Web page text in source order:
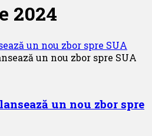
2024
un nou zbor spre SUA
un nou zbor spre